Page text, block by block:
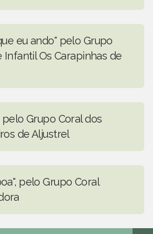
eu ando" pelo Grupo
Os Carapinhas de
pelo Grupo Coral dos
de Aljustrel
pelo Grupo Coral